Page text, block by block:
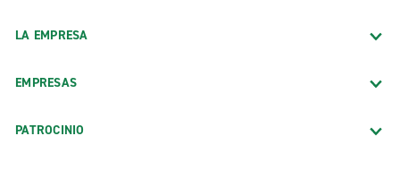
LA EMPRESA
EMPRESAS
PATROCINIO